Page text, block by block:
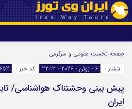
اینستاگرام
صفحه نخست عمومی و سرگرمی
انتشار :
6 - ژوئن - 2026 - 22:13 کد خبر :
پیش بینی وحشتناک هواشناسی/
ایران